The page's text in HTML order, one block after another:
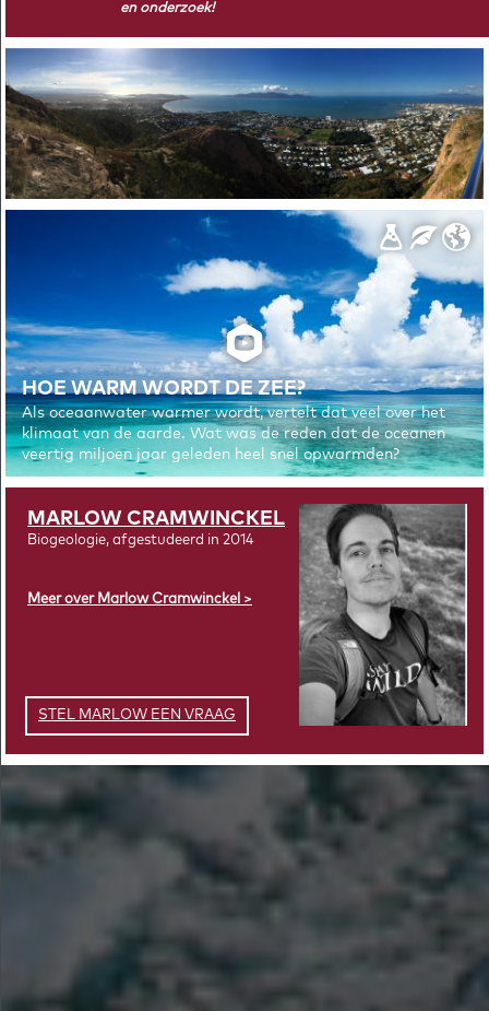
en onderzoek!
HOE WARM WORDT DE ZEE?
Als oceaanwater warmer wordt, vertelt dat veel over het
klimaat van de aarde. Wat was de reden dat de oceanen
veertig miljoen jaar geleden heel snel opwarmden?
MARLOW CRAMWINCKEL
Biogeologie, afgestudeerd in 2014
Meer over Marlow Cramwinckel
STEL MARLOW EEN VRAAG